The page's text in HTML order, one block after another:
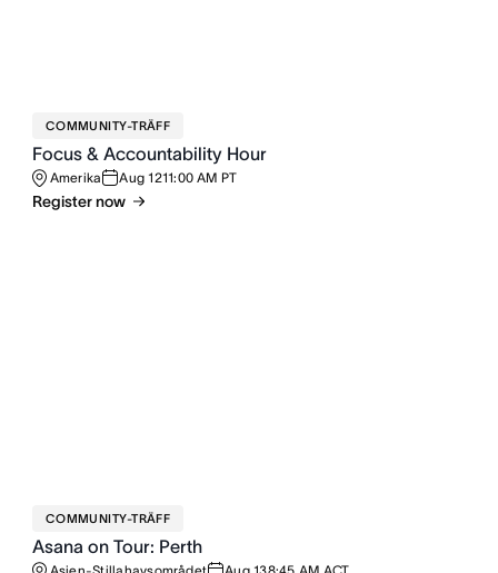
COMMUNITY-TRÄFF
Focus & Accountability Hour
Amerika Aug 1211:00 AM PT
Register now
COMMUNITY-TRÄFF
Asana on Tour: Perth
Asien-Stillahavsområdet Aug 138:45 AM ACT